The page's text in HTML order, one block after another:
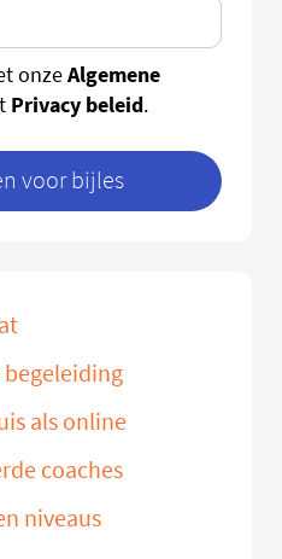
onzeAlgemene
Privacy beleid.
voor bijles
als online
coaches
niveaus